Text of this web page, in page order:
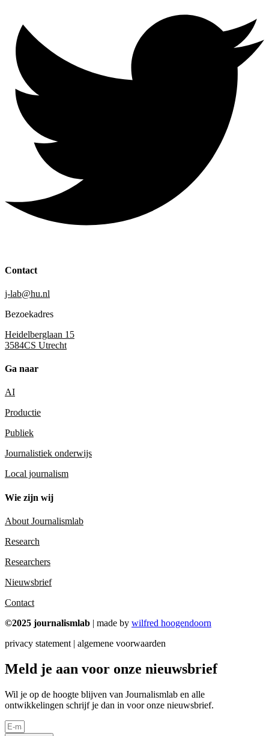
Contact
j-lab@hu.nl
Bezoekadres
Heidelberglaan 15
3584CS Utrecht
Ga naar
AI
Productie
Publiek
Journalistiek onderwijs
Local journalism
Wie zijn wij
About Journalismlab
Research
Researchers
Nieuwsbrief
Contact
©2025 journalismlab | made by wilfred hoogendoorn
privacy statement | algemene voorwaarden
Meld je aan voor onze nieuwsbrief
Wil je op de hoogte blijven van Journalismlab en alle
ontwikkelingen schrijf je dan in voor onze nieuwsbrief.